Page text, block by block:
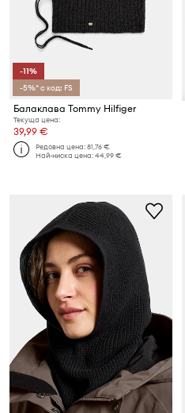
-11%
-5%* с код: FS
Балаклава Tommy Hilfiger
Текуща цена:
39,99 €
Редовна цена:81,76 €
Най-ниска цена:44,99 €